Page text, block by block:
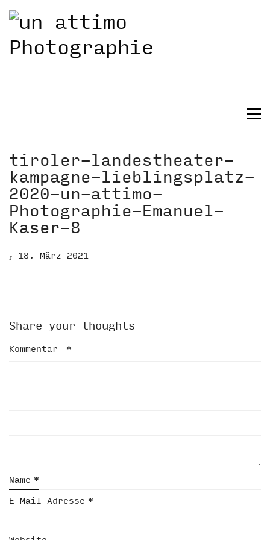
tiroler-landestheater-
kampagne-lieblingsplatz-
2020-un-attimo-
Photographie-Emanuel-
Kaser-8
18. März 2021
Share your thoughts
Kommentar *
Name *
E-Mail-Adresse *